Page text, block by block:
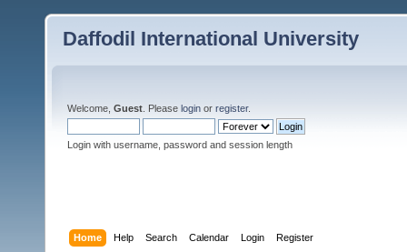
Daffodil International University
Welcome, Guest . Please login or register.
Login with username, password and session length
Home Help Search Calendar Login Register